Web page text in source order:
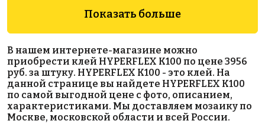
1096 руб.
материалы
409 руб.
цементная
442 руб.
гидроизоляция
Показать больше
В нашем интернете-магазине можно
приобрести клей HYPERFLEX K100 по цене 3956
руб. за штуку. HYPERFLEX K100 - это клей. На
данной странице вы найдете HYPERFLEX K100
по самой выгодной цене с фото, описанием,
характеристиками. Мы доставляем мозаику по
Москве, московской области и всей России.